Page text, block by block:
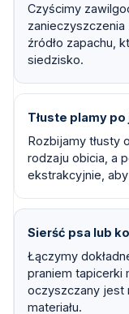
Czyścimy
zanieczyszczenia
źródło zapachu,
siedzisko.
Tłuste plamy
Rozbijamy tłusty
rodzaju obicia, a
ekstrakcyjnie,
Sierść psa lub
Łączymy
praniem tapicerki
oczyszczany jest
materiału.